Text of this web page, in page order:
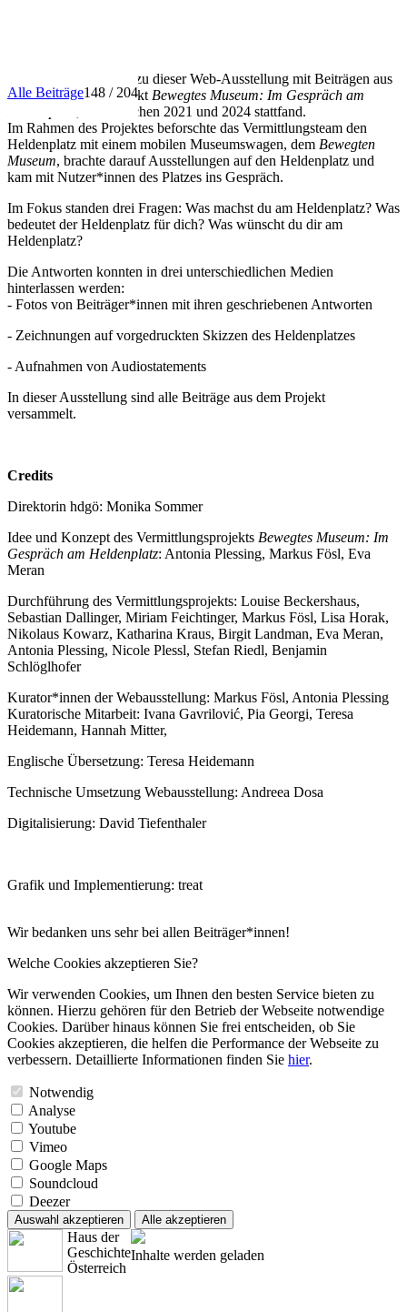
Herzlich willkommen zu dieser Web-Ausstellung mit Beiträgen aus
dem Vermittlungsprojekt Bewegtes Museum: Im Gespräch am
, das zwischen 2021 und 2024 stattfand.
Im Rahmen des Projektes beforschte das Vermittlungsteam den
Heldenplatz mit einem mobilen Museumswagen, dem Bewegten
Museum, brachte darauf Ausstellungen auf den Heldenplatz und
kam mit Nutzer*innen des Platzes ins Gespräch.
Im Fokus standen drei Fragen: Was machst du am Heldenplatz? Was
bedeutet der Heldenplatz für dich? Was wünscht du dir am
Heldenplatz?
Die Antworten konnten in drei unterschiedlichen Medien
hinterlassen werden:
- Fotos von Beiträger*innen mit ihren geschriebenen Antworten
- Zeichnungen auf vorgedruckten Skizzen des Heldenplatzes
- Aufnahmen von Audiostatements
In dieser Ausstellung sind alle Beiträge aus dem Projekt
versammelt.
Credits
Direktorin hdgö: Monika Sommer
Idee und Konzept des Vermittlungsprojekts Bewegtes Museum: Im
Gespräch am Heldenplatz: Antonia Plessing, Markus Fösl, Eva
Meran
Durchführung des Vermittlungsprojekts: Louise Beckershaus,
Sebastian Dallinger, Miriam Feichtinger, Markus Fösl, Lisa Horak,
Nikolaus Kowarz, Katharina Kraus, Birgit Landman, Eva Meran,
Antonia Plessing, Nicole Plessl, Stefan Riedl, Benjamin
Schlöglhofer
Kurator*innen der Webausstellung: Markus Fösl, Antonia Plessing
Kuratorische Mitarbeit: Ivana Gavrilović, Pia Georgi, Teresa
Heidemann, Hannah Mitter,
Englische Übersetzung: Teresa Heidemann
Technische Umsetzung Webausstellung: Andreea Dosa
Digitalisierung: David Tiefenthaler
Grafik und Implementierung: treat
Wir bedanken uns sehr bei allen Beiträger*innen!
Welche Cookies akzeptieren Sie?
Wir verwenden Cookies, um Ihnen den besten Service bieten zu
können. Hierzu gehören für den Betrieb der Webseite notwendige
Cookies. Darüber hinaus können Sie frei entscheiden, ob Sie
Cookies akzeptieren, die helfen die Performance der Webseite zu
verbessern. Detaillierte Informationen finden Sie hier.
Notwendig
Analyse
Youtube
Vimeo
Google Maps
Soundcloud
Deezer
Auswahl akzeptieren Alle akzeptieren
Haus der
Geschichte
Österreich
Inhalte werden geladen
Alle Beiträge148 / 204